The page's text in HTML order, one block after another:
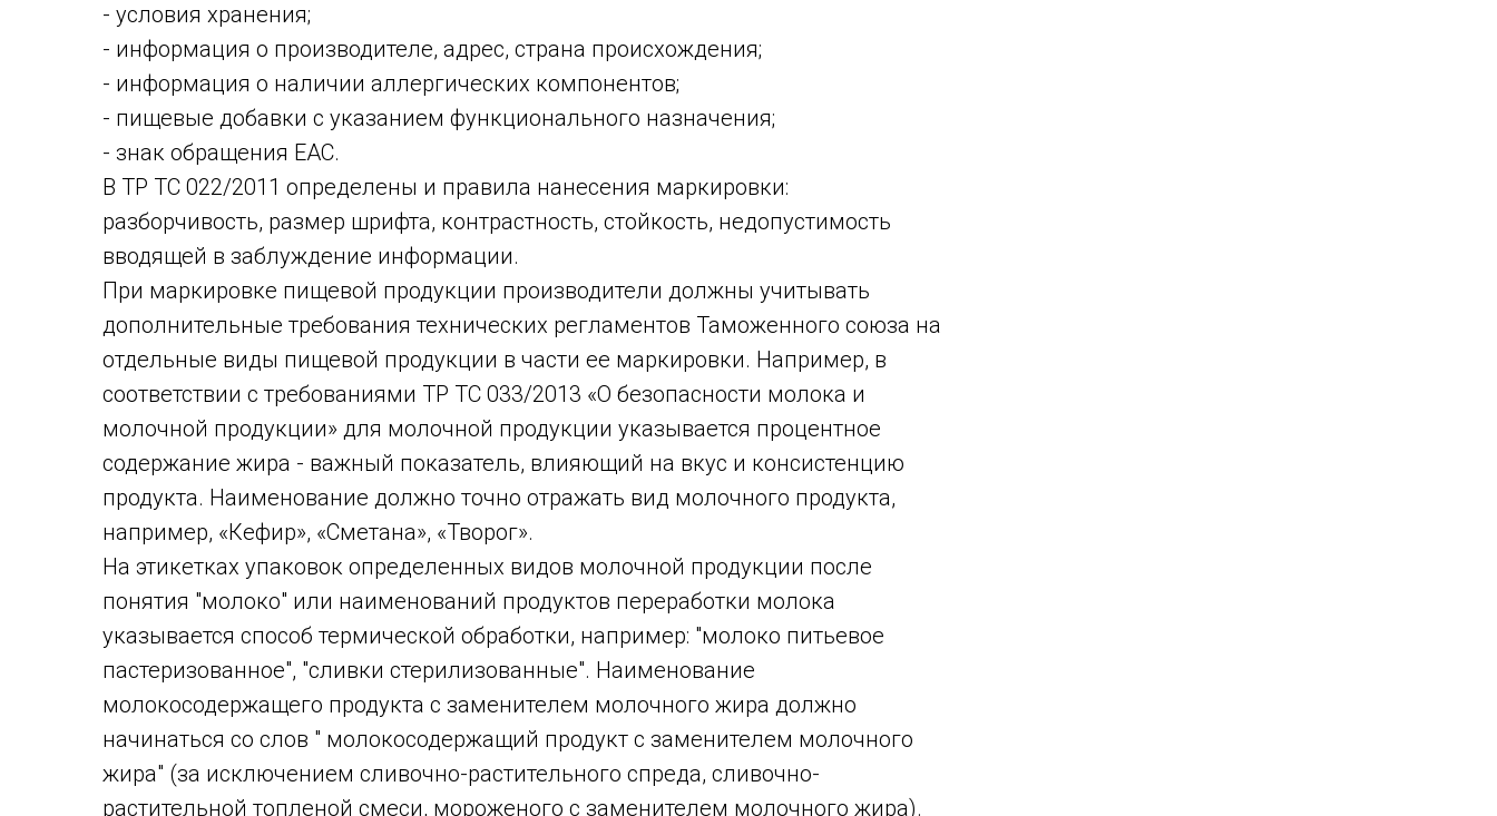
- условия хранения;
- информация о производителе, адрес, страна происхождения;
- информация о наличии аллергических компонентов;
- пищевые добавки с указанием функционального назначения;
- знак обращения ЕАС.
В ТР ТС 022/2011 определены и правила нанесения маркировки:
разборчивость, размер шрифта, контрастность, стойкость, недопустимость
вводящей в заблуждение информации.
При маркировке пищевой продукции производители должны учитывать
дополнительные требования технических регламентов Таможенного союза на
отдельные виды пищевой продукции в части ее маркировки. Например, в
соответствии с требованиями ТР ТС 033/2013 «О безопасности молока и
молочной продукции» для молочной продукции указывается процентное
содержание жира - важный показатель, влияющий на вкус и консистенцию
продукта. Наименование должно точно отражать вид молочного продукта,
например, «Кефир», «Сметана», «Творог».
На этикетках упаковок определенных видов молочной продукции после
понятия "молоко" или наименований продуктов переработки молока
указывается способ термической обработки, например: "молоко питьевое
пастеризованное", "сливки стерилизованные". Наименование
молокосодержащего продукта с заменителем молочного жира должно
начинаться со слов " молокосодержащий продукт с заменителем молочного
жира" (за исключением сливочно-растительного спреда, сливочно-
растительной топленой смеси, мороженого с заменителем молочного жира).